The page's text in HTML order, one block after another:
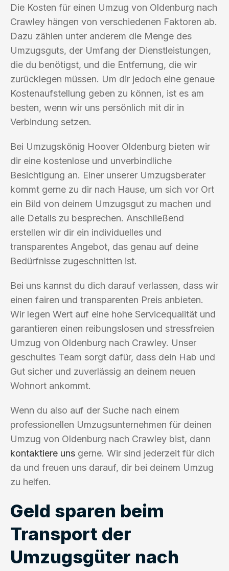
Die Kosten für einen Umzug von Oldenburg nach
Crawley hängen von verschiedenen Faktoren ab.
Dazu zählen unter anderem die Menge des
Umzugsguts, der Umfang der Dienstleistungen,
die du benötigst, und die Entfernung, die wir
zurücklegen müssen. Um dir jedoch eine genaue
Kostenaufstellung geben zu können, ist es am
besten, wenn wir uns persönlich mit dir in
Verbindung setzen.
Bei Umzugskönig Hoover Oldenburg bieten wir
dir eine kostenlose und unverbindliche
Besichtigung an. Einer unserer Umzugsberater
kommt gerne zu dir nach Hause, um sich vor Ort
ein Bild von deinem Umzugsgut zu machen und
alle Details zu besprechen. Anschließend
erstellen wir dir ein individuelles und
transparentes Angebot, das genau auf deine
Bedürfnisse zugeschnitten ist.
Bei uns kannst du dich darauf verlassen, dass wir
einen fairen und transparenten Preis anbieten.
Wir legen Wert auf eine hohe Servicequalität und
garantieren einen reibungslosen und stressfreien
Umzug von Oldenburg nach Crawley. Unser
geschultes Team sorgt dafür, dass dein Hab und
Gut sicher und zuverlässig an deinem neuen
Wohnort ankommt.
Wenn du also auf der Suche nach einem
professionellen Umzugsunternehmen für deinen
Umzug von Oldenburg nach Crawley bist, dann
kontaktiere uns gerne. Wir sind jederzeit für dich
da und freuen uns darauf, dir bei deinem Umzug
zu helfen.
Geld sparen beim
Transport der
Umzugsgüter nach